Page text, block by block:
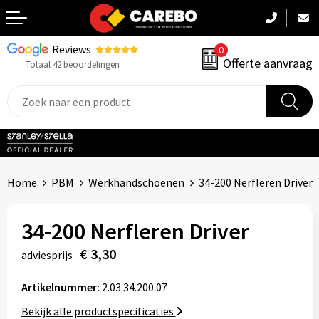
Reviews
Totaal 42 beoordelingen
0
Offerte aanvraag
Terug
Sportkleding
Caps, Mutsen & Sjaals
Handdoeken & Dekens
Home PBM Werkhandschoenen 34-200 Nerfleren Driver
34-200 Nerfleren Driver
adviesprijs € 3,30
Artikelnummer: 2.03.34.200.07
Bekijk alle productspecificaties